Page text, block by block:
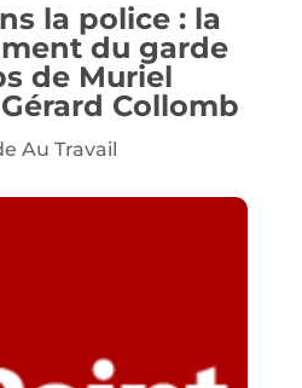
la police : la
du garde
de Muriel
Collomb
Au Travail